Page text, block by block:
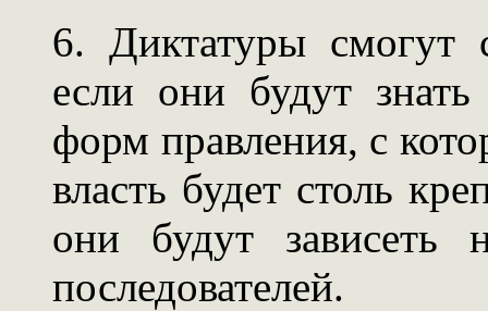
6. Диктатуры смогут
если они будут
форм правления, с
власть будет столь
они будут
последователей.